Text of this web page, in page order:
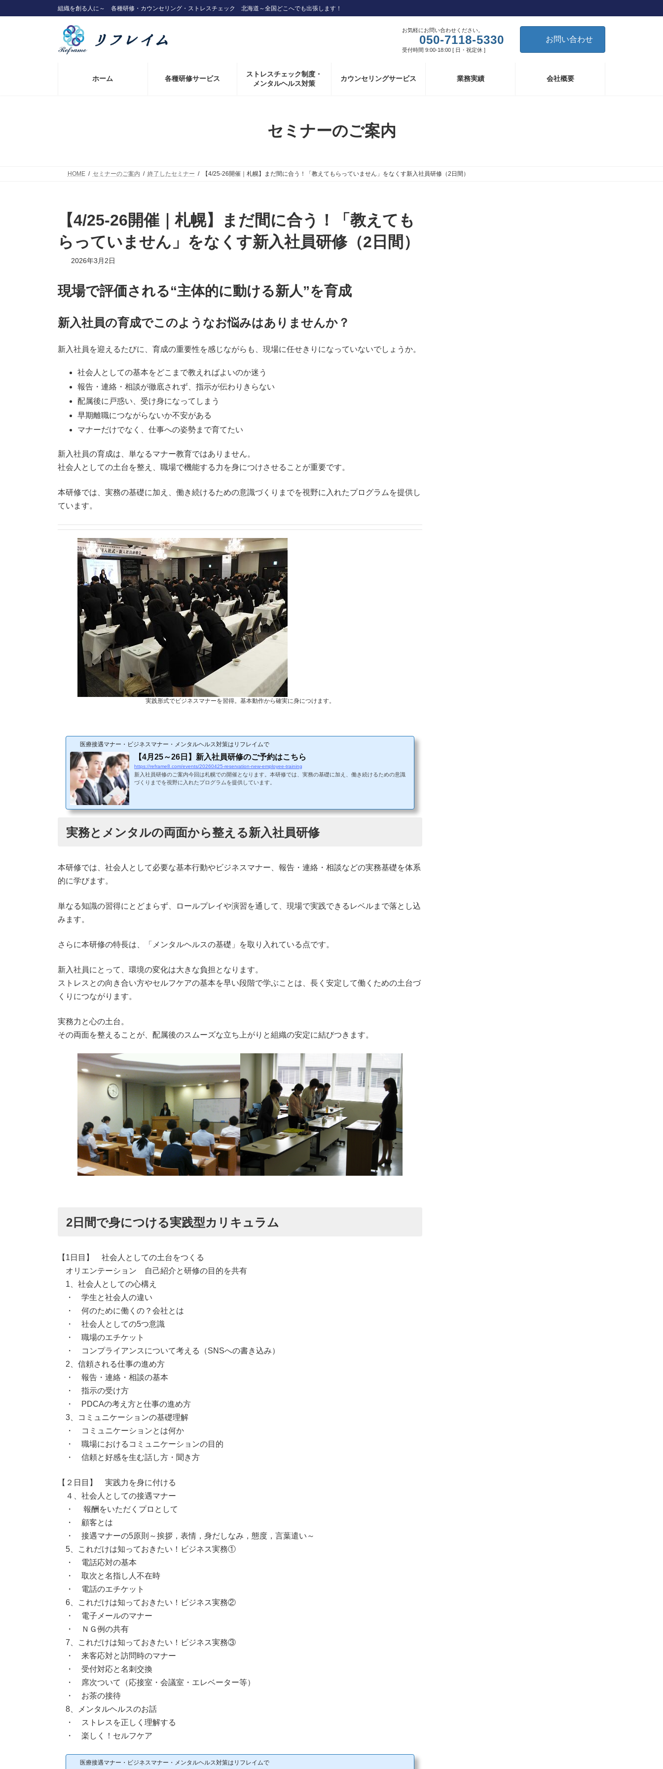
ン
ビ
組織を創る人に～ 各種研修・カウンセリング・ストレスチェック 北海道～全国どこへでも出張します！
お気軽にお問い合わせください。
050-7118-5330
受付時間 9:00-18:00 [ 日・祝定休 ]
お問い合わせ
ホーム 各種研修サービス
ストレスチェック制度・
メンタルヘルス対策
カウンセリングサービス 業務実績 会社概要
セミナーのご案内
HOME セミナーのご案内 終了したセミナー 【4/25-26開催｜札幌】まだ間に合う！「教えてもらっていません」をなくす新入社員研修（2日間）
【4/25-26開催｜札幌】まだ間に合う！「教えても
らっていません」をなくす新入社員研修（2日間）
2026年3月2日
現場で評価される“主体的に動ける新人”を育成
新入社員の育成でこのようなお悩みはありませんか？
新入社員を迎えるたびに、育成の重要性を感じながらも、現場に任せきりになっていないでしょうか。
社会人としての基本をどこまで教えればよいのか迷う
報告・連絡・相談が徹底されず、指示が伝わりきらない
配属後に戸惑い、受け身になってしまう
早期離職につながらないか不安がある
マナーだけでなく、仕事への姿勢まで育てたい
新入社員の育成は、単なるマナー教育ではありません。
社会人としての土台を整え、職場で機能する力を身につけさせることが重要です。
本研修では、実務の基礎に加え、働き続けるための意識づくりまでを視野に入れたプログラムを提供し
ています。
実践形式でビジネスマナーを習得。基本動作から確実に身につけます。
医療接遇マナー・ビジネスマナー・メンタルヘルス対策はリフレイムで
【4月25～26日】新入社員研修のご予約はこちら
https://reframe8.com/events/20260425-reservation-new-employee-training
新入社員研修のご案内今回は札幌での開催となります。本研修では、実務の基礎に加え、働き続けるための意識
づくりまでを視野に入れたプログラムを提供しています。
実務とメンタルの両面から整える新入社員研修
本研修では、社会人として必要な基本行動やビジネスマナー、報告・連絡・相談などの実務基礎を体系
的に学びます。
単なる知識の習得にとどまらず、ロールプレイや演習を通して、現場で実践できるレベルまで落とし込
みます。
さらに本研修の特長は、「メンタルヘルスの基礎」を取り入れている点です。
新入社員にとって、環境の変化は大きな負担となります。
ストレスとの向き合い方やセルフケアの基本を早い段階で学ぶことは、長く安定して働くための土台づ
くりにつながります。
実務力と心の土台。
その両面を整えることが、配属後のスムーズな立ち上がりと組織の安定に結びつきます。
2日間で身につける実践型カリキュラム
【1日目】 社会人としての土台をつくる
オリエンテーション 自己紹介と研修の目的を共有
1、社会人としての心構え
・ 学生と社会人の違い
・ 何のために働くの？会社とは
・ 社会人としての5つ意識
・ 職場のエチケット
・ コンプライアンスについて考える（SNSへの書き込み）
2、信頼される仕事の進め方
・ 報告・連絡・相談の基本
・ 指示の受け方
・ PDCAの考え方と仕事の進め方
3、コミュニケーションの基礎理解
・ コミュニケーションとは何か
・ 職場におけるコミュニケーションの目的
・ 信頼と好感を生む話し方・聞き方
【２日目】 実践力を身に付ける
４、社会人としての接遇マナー
・ 報酬をいただくプロとして
・ 顧客とは
・ 接遇マナーの5原則～挨拶，表情，身だしなみ，態度，言葉遣い～
5、これだけは知っておきたい！ビジネス実務①
・ 電話応対の基本
・ 取次と名指し人不在時
・ 電話のエチケット
6、これだけは知っておきたい！ビジネス実務②
・ 電子メールのマナー
・ ＮＧ例の共有
7、これだけは知っておきたい！ビジネス実務③
・ 来客応対と訪問時のマナー
・ 受付対応と名刺交換
・ 席次ついて（応接室・会議室・エレベーター等）
・ お茶の接待
8、メンタルヘルスのお話
・ ストレスを正しく理解する
・ 楽しく！セルフケア
医療接遇マナー・ビジネスマナー・メンタルヘルス対策はリフレイムで